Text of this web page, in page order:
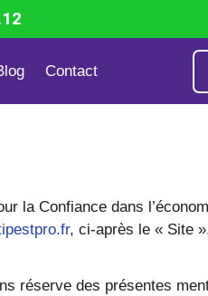
Contact
Dépigeonnage
la Confiance dans
, ci-après le « Site
réserve des présentes